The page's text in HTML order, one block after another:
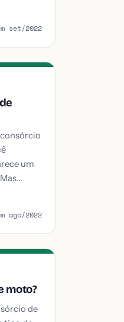
set/2022
um
ago/2022
moto?
de